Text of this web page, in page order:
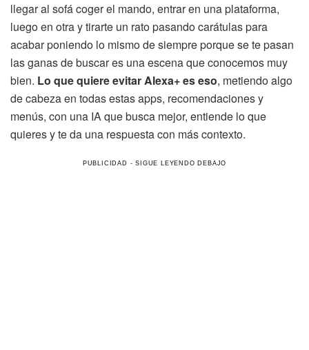
llegar al sofá coger el mando, entrar en una plataforma,
luego en otra y tirarte un rato pasando carátulas para
acabar poniendo lo mismo de siempre porque se te pasan
las ganas de buscar es una escena que conocemos muy
bien. Lo que quiere evitar Alexa+ es eso, metiendo algo
de cabeza en todas estas apps, recomendaciones y
menús, con una IA que busca mejor, entiende lo que
quieres y te da una respuesta con más contexto.